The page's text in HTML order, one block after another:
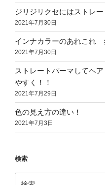
ジリジリクセにはストレー
2021年7月30日
インナカラーのあれこれ
2021年7月30日
ストレートパーマしてヘ
やすく！！
2021年7月29日
色の見え方の違い！
2021年7月3日
検索